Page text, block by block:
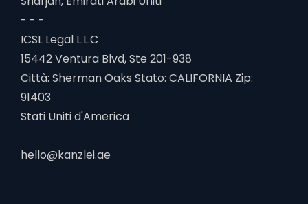
- - -
ICSL Legal L.L.C
15442 Ventura Blvd, Ste 201-938
Città: Sherman Oaks Stato: CALIFORNIA Zip:
91403
Stati Uniti d'America
hello@kanzlei.ae